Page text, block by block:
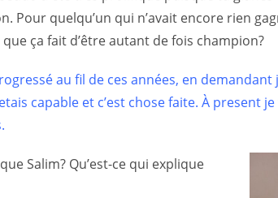
Pour quelqu’un qui n’avait encore rien
ça fait d’être autant de fois champion?
au fil de ces années, en
capable et c’est chose faite. À present
Salim? Qu’est-ce qui explique